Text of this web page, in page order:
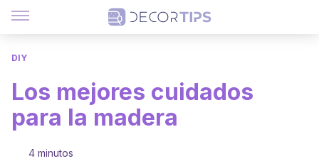
DIY
Los mejores cuidados
para la madera
4 minutos